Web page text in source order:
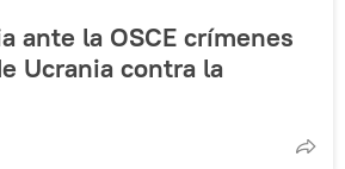
ante la OSCE crímenes
Ucrania contra la